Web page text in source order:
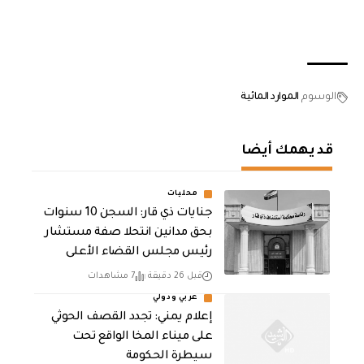
الوسوم الموارد المائية
قد يهمك أيضا
محليات
جنايات ذي قار: السجن 10 سنوات
بحق مدانين انتحلا صفة مستشار
رئيس مجلس القضاء الأعلى
قبل 26 دقيقة 7 مشاهدات
عربي ودولي
إعلام يمني: تجدد القصف الحوثي
على ميناء المخا الواقع تحت
سيطرة الحكومة